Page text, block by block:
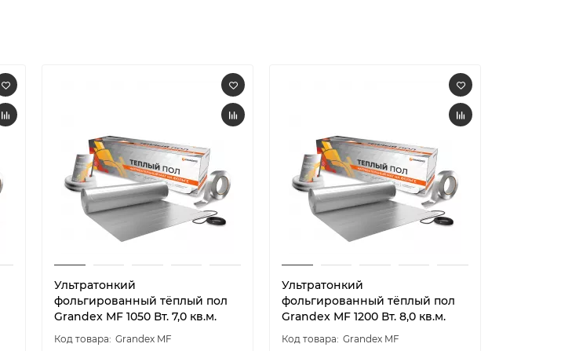
Ультратонкий
фольгированный тёплый пол
Grandex MF 1050 Вт. 7,0 кв.м.
Grandex MF
Ультратонкий
фольгированный тёплый пол
Grandex MF 1200 Вт. 8,0 кв.м.
Grandex MF